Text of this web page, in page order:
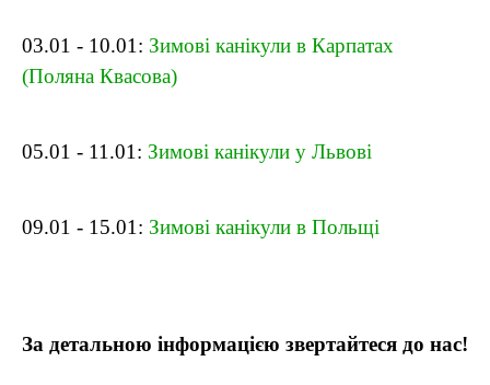
03.01 - 10.01: Зимові канікули в Карпатах
(Поляна Квасова)
05.01 - 11.01: Зимові канікули у Львові
09.01 - 15.01: Зимові канікули в Польщі
За детальною інформацією звертайтеся до нас!